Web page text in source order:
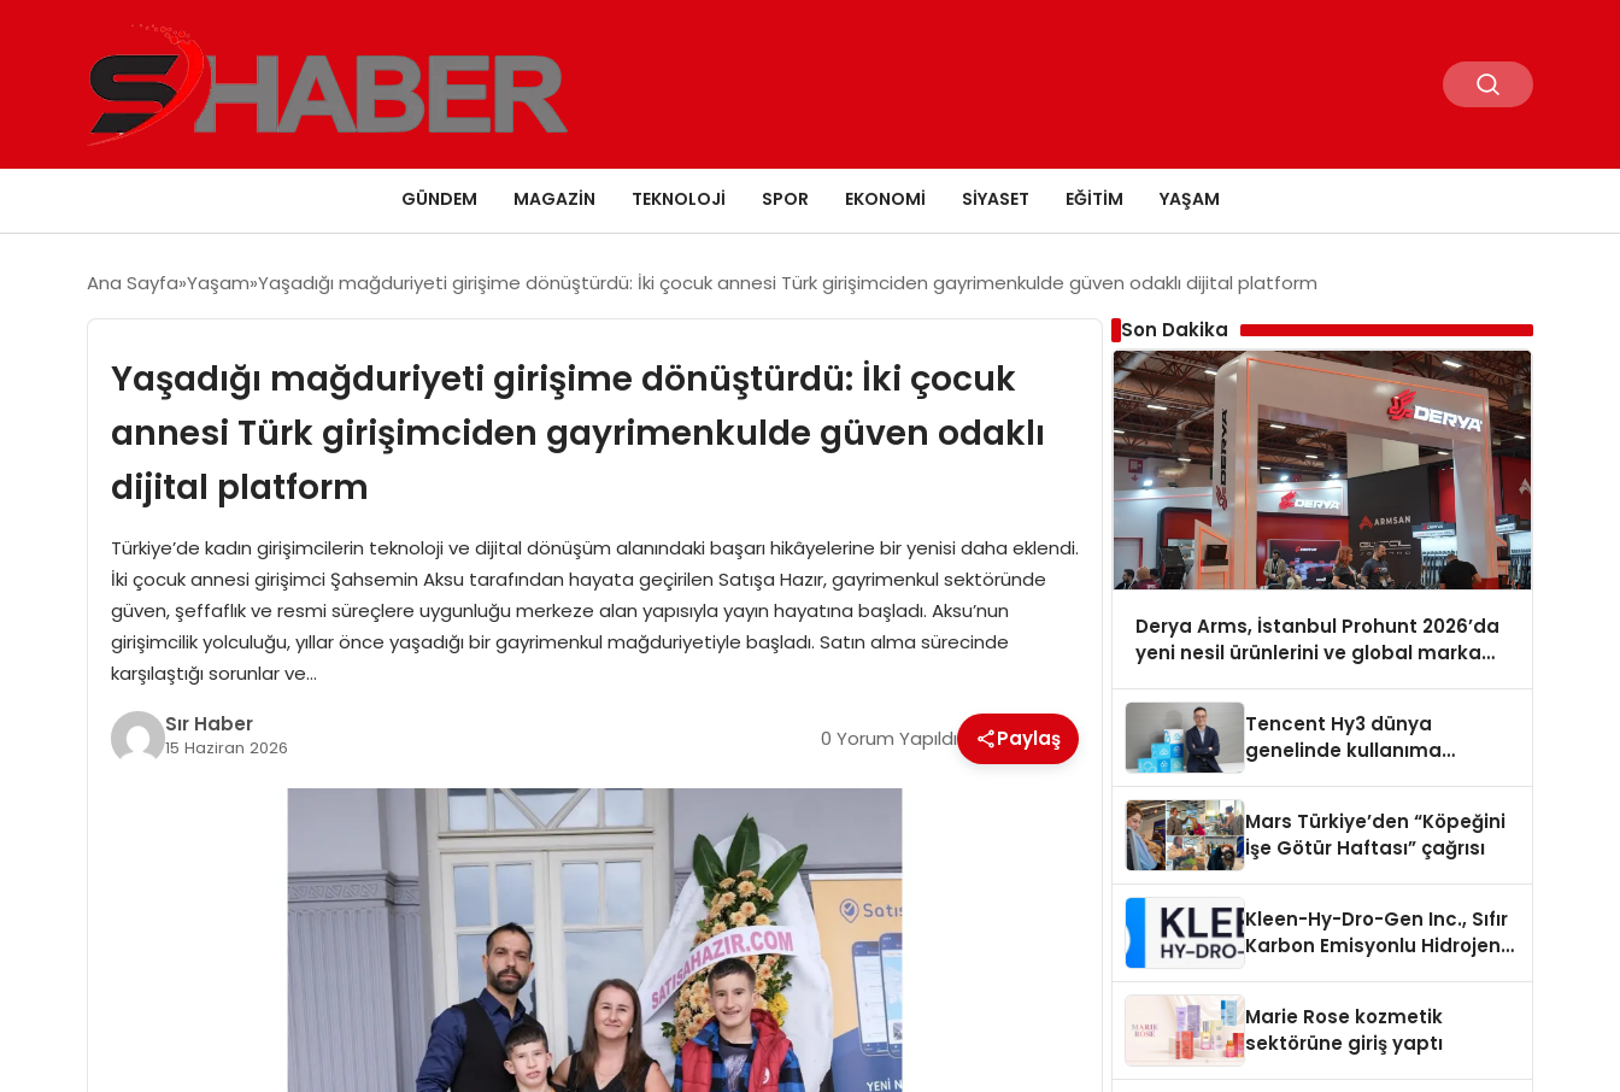
GÜNDEM MAGAZIN TEKNOLOJI SPOR EKONOMI SIYASET EĞITIM YAŞAM
Ana Sayfa Yaşam Yaşadığı mağduriyeti girişime dönüştürdü: İki çocuk annesi Türk girişimciden gayrimenkulde güven odaklı dijital platform
Yaşadığı mağduriyeti girişime dönüştürdü: İki çocuk
annesi Türk girişimciden gayrimenkulde güven odaklı
dijital platform
Türkiye’de kadın girişimcilerin teknoloji ve dijital dönüşüm alanındaki başarı hikâyelerine bir yenisi daha eklendi.
İki çocuk annesi girişimci Şahsemin Aksu tarafından hayata geçirilen Satışa Hazır, gayrimenkul sektöründe
güven, şeffaflık ve resmi süreçlere uygunluğu merkeze alan yapısıyla yayın hayatına başladı. Aksu’nun
girişimcilik yolculuğu, yıllar önce yaşadığı bir gayrimenkul mağduriyetiyle başladı. Satın alma sürecinde
karşılaştığı sorunlar ve…
Sır Haber
15 Haziran 2026 0 Yorum Yapıldı Paylaş
Son Dakika
Derya Arms, İstanbul Prohunt 2026’da
yeni nesil ürünlerini ve global marka
Tencent Hy3 dünya
genelinde kullanıma
Mars Türkiye’den “Köpeğini
İşe Götür Haftası” çağrısı
Kleen-Hy-Dro-Gen Inc., Sıfır
Karbon Emisyonlu Hidrojen
Aldı
Marie Rose kozmetik
sektörüne giriş yaptı